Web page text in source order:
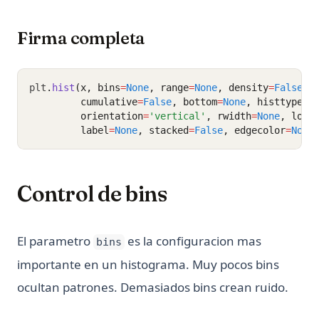
Firma completa
plt . hist (x, bins=None, range=None, density=False
         cumulative
=False, bottom=None, histtype
         orientation
='vertical' , rwidth=None, log
         label
=None, stacked=False, edgecolor=None
Control de bins
El parametro bins es la configuracion mas
importante en un histograma. Muy pocos bins
ocultan patrones. Demasiados bins crean ruido.